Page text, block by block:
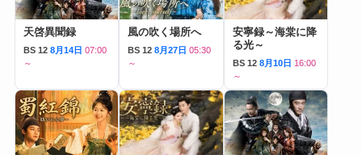
天啓異聞録
BS 12 8月14日 07:00
～
風の吹く場所へ
BS 12 8月27日 05:30
～
安寧録～海棠に降
る光～
BS 12 8月10日 16:00
～